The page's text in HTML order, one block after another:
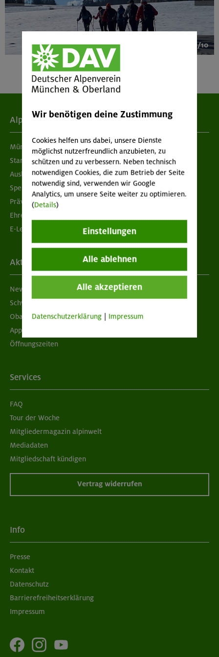
1/10
Alpenverein
München & Oberland
Standorte
Ausbildung & Jobs
Spenden
Prävention sexualisierter Gewalt
Ehrenamtsbörse
E-Learning
Aktuelles
Newsletter
Schwarzes Brett
Obacht geben!
App "Mein DAV+"
Öffnungszeiten
Services
FAQ
Tour der Woche
Mitgliedermagazin alpinwelt
Mediadaten
Mitgliedschaft kündigen
Vertrag widerrufen
Info
Presse
Kontakt
Datenschutz
Barrierefreiheitserklärung
Impressum
Wir benötigen deine Zustimmung
Cookies helfen uns dabei, unsere Dienste
möglichst nutzerfreundlich anzubieten, zu
schützen und zu verbessern. Neben technisch
notwendigen Cookies, die zum Betrieb der Seite
notwendig sind, verwenden wir Google
Analytics, um unsere Seite weiter zu optimieren.
(Details)
Einstellungen
Alle ablehnen
Alle akzeptieren
Datenschutzerklärung Impressum